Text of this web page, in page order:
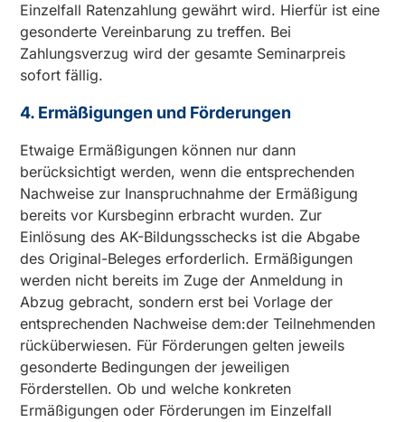
Einzelfall Ratenzahlung gewährt wird. Hierfür ist eine
gesonderte Vereinbarung zu treffen. Bei
Zahlungsverzug wird der gesamte Seminarpreis
sofort fällig.
4. Ermäßigungen und Förderungen
Etwaige Ermäßigungen können nur dann
berücksichtigt werden, wenn die entsprechenden
Nachweise zur Inanspruchnahme der Ermäßigung
bereits vor Kursbeginn erbracht wurden. Zur
Einlösung des AK-Bildungsschecks ist die Abgabe
des Original-Beleges erforderlich. Ermäßigungen
werden nicht bereits im Zuge der Anmeldung in
Abzug gebracht, sondern erst bei Vorlage der
entsprechenden Nachweise dem:der Teilnehmenden
rücküberwiesen. Für Förderungen gelten jeweils
gesonderte Bedingungen der jeweiligen
Förderstellen. Ob und welche konkreten
Ermäßigungen oder Förderungen im Einzelfall